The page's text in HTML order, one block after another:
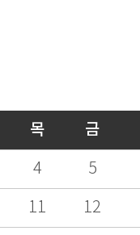
목 금
4 5
11 12